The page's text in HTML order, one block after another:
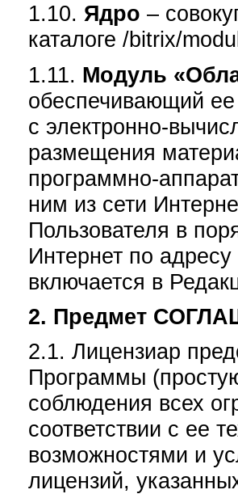
1.10. Ядро –
каталоге /bitrix/
1.11. Модуль
обеспечивающий ее
с электронно-
размещения
программно-
ним из сети
Пользователя в
Интернет по
включается в
2. Предмет
2.1. Лицензиар
Программы
соблюдения всех
соответствии с ее
возможностями и
лицензий,